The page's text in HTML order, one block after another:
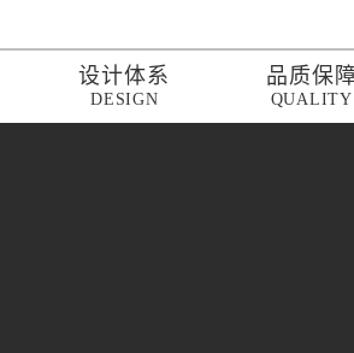
设计体系
DESIGN
品质保
QUALITY